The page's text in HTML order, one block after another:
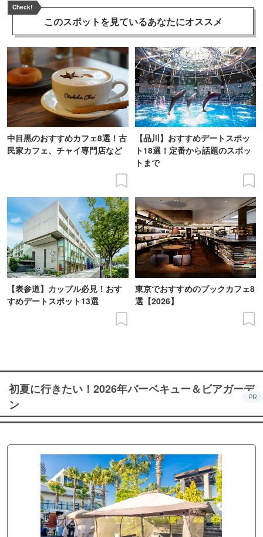
Check!
このスポットを見ているあなたにオススメ
中目黒のおすすめカフェ8選！古
民家カフェ、チャイ専門店など
【品川】おすすめデートスポッ
ト18選！定番から話題のスポッ
トまで
【表参道】カップル必見！おす
すめデートスポット13選
東京でおすすめのブックカフェ8
選【2026】
初夏に行きたい！2026年バーベキュー＆ビアガーデ
ン
PR